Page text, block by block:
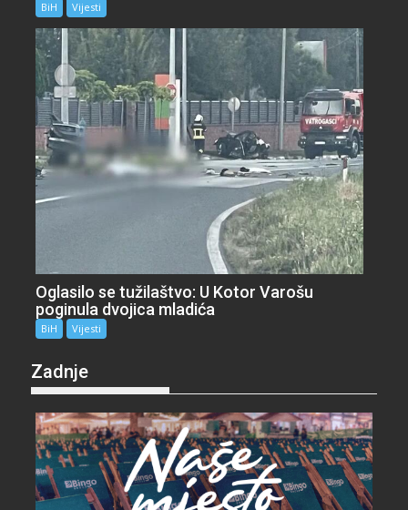
BiH Vijesti
Oglasilo se tužilaštvo: U Kotor Varošu
poginula dvojica mladića
BiH Vijesti
Zadnje